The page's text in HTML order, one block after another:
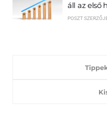
áll az első
POSZT